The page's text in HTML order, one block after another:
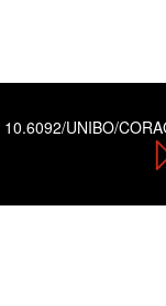
10.6092/UNIBO/